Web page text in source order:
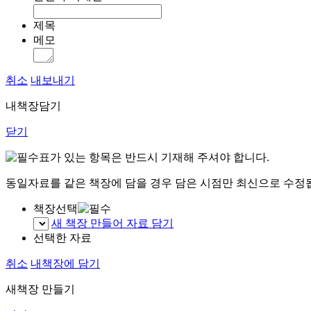
제목
메모
취소 내보내기
내책장담기
닫기
표가 있는 항목은 반드시 기재해 주셔야 합니다.
동일자료를 같은 책장에 담을 경우 담은 시점만 최신으로 수정
책장선택
새 책장 만들어 자료 담기
선택한 자료
취소 내책장에 담기
새책장 만들기